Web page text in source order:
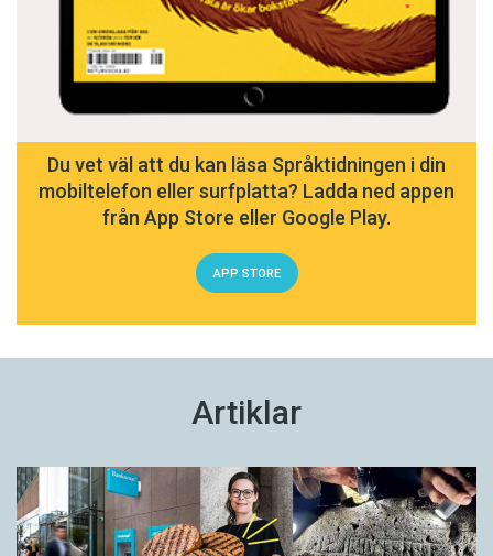
Du vet väl att du kan läsa Språktidningen i din
mobiltelefon eller surfplatta? Ladda ned appen
från App Store eller Google Play.
APP STORE
Artiklar